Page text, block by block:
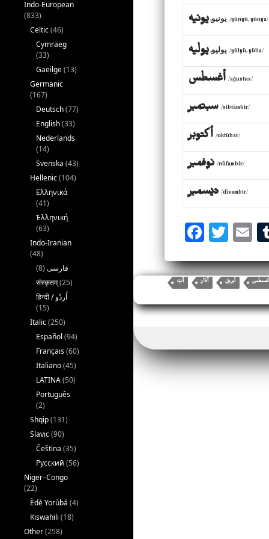
يونيو,يونيه /yūnyū, yūnya/
يوليو,يوليه /yūlyū, yūlia/
أغسطس /aġustus/
سبتمبر /sibtāmbir/
أكتوبر /uktūbar/
نوفمبر /nūfambir/
ديسمبر /dīsambir/
Fa
bo
ok
Tw
er il
آبُ‎ آذَار‎ أبريل أغسطس
Indo-European
(833)
Celtic(46)
Cymraeg
(33)
Gaeilge(13)
Germanic
(167)
Deutsch(77)
English(33)
Nederlands
(14)
Svenska (43)
Hellenic(104)
Ελληνικά
(41)
Ἑλληνική
(63)
Indo-Iranian
(48)
فارسی (8)
संस्कृतम्(25)
(15)
Italic(250)
Español (94)
Français(60)
Italiano(45)
LATINA(50)
Português
(2)
Shqip(131)
Slavic(90)
Čeština (35)
Русский (56)
Niger–Congo
(22)
Èdè Yorùbá (4)
Kiswahili (18)
Other(258)